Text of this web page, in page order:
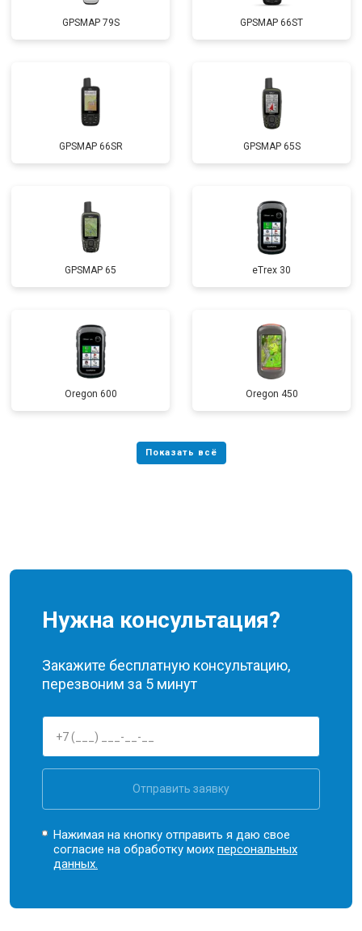
GPSMAP 79S GPSMAP 66ST
GPSMAP 66SR GPSMAP 65S
GPSMAP 65 eTrex 30
Oregon 600 Oregon 450
Нужна консультация?
Закажите бесплатную консультацию,
перезвоним за 5 минут
Отправить заявку
Нажимая на кнопку отправить я даю свое
согласие на обработку моихперсональных
данных.